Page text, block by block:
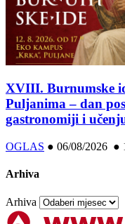
XVIII. Burnumske
Puljanima – dan
gastronomiji i
OGLAS ● 06/08/2026 ●
Arhiva
Arhiva